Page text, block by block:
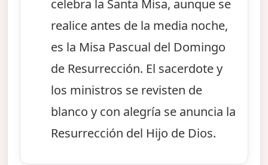
celebra la Santa Misa, aunque se
realice antes de la media noche,
es la Misa Pascual del Domingo
de Resurrección. El sacerdote y
los ministros se revisten de
blanco y con alegría se anuncia la
Resurrección del Hijo de Dios.